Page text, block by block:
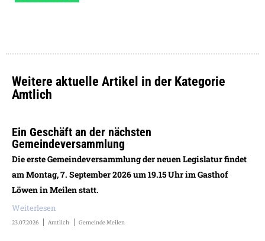
Weitere aktuelle Artikel in der Kategorie
Amtlich
Ein Geschäft an der nächsten
Gemeindeversammlung
Die erste Gemeindeversammlung der neuen Legislatur findet
am Montag, 7. September 2026 um 19.15 Uhr im Gasthof
Löwen in Meilen statt.
Weiterlesen
23.07.2026 Amtlich Gemeinde Meilen